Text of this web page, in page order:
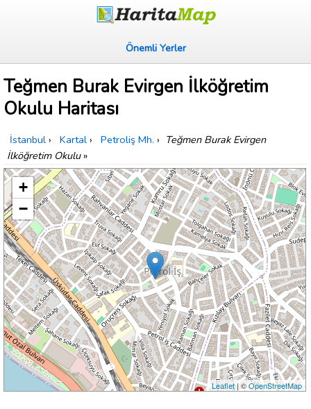
Önemli Yerler
Teğmen Burak Evirgen İlköğretim
Okulu Haritası
İstanbul › Kartal › Petroliş Mh. › Teğmen Burak Evirgen
İlköğretim Okulu»
+
−
Leaflet| ©OpenStreetMap